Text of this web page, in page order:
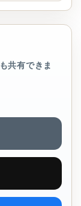
共有できま